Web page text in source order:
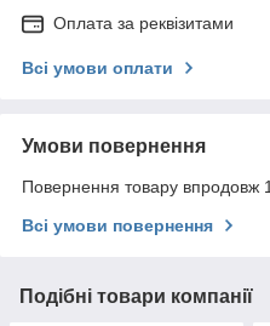
Оплата за реквізитами
Всі умови оплати
Умови повернення
Повернення товару впродовж
Всі умови повернення
Подібні товари компанії